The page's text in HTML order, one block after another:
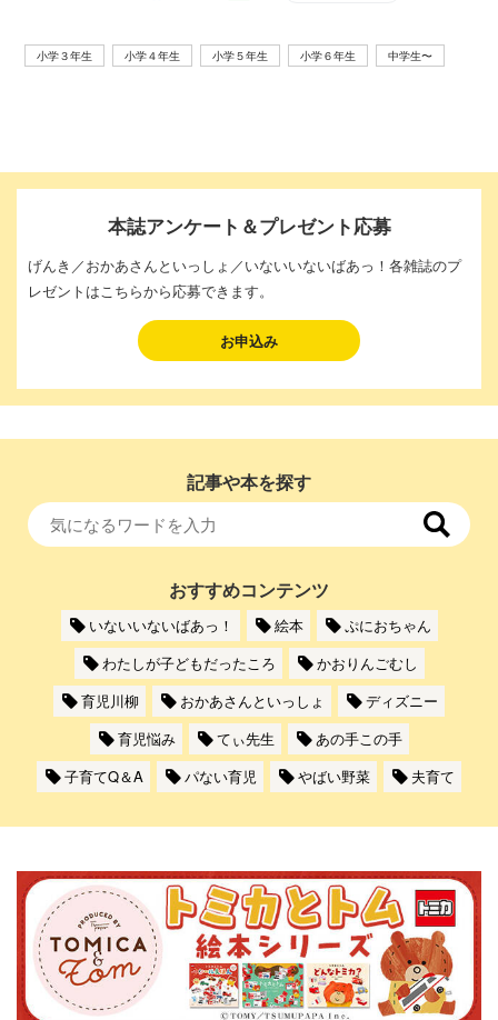
小学３年生 小学４年生 小学５年生 小学６年生 中学生〜
本誌アンケート＆プレゼント応募
げんき／おかあさんといっしょ／いないいないばあっ！各雑誌のプ
レゼントはこちらから応募できます。
お申込み
記事や本を探す
おすすめコンテンツ
いないいないばあっ！ 絵本
ぷにおちゃん
わたしが子どもだったころ
かおりんごむし
育児川柳
おかあさんといっしょ
ディズニー
育児悩み
てぃ先生
あの手この手
子育てQ＆A
パない育児 やばい野菜 夫育て